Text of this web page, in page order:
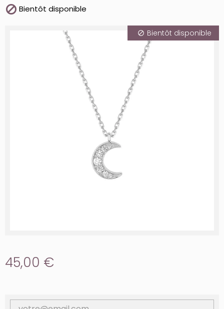
 Bientôt disponible
Bientôt disponible
45,00 €